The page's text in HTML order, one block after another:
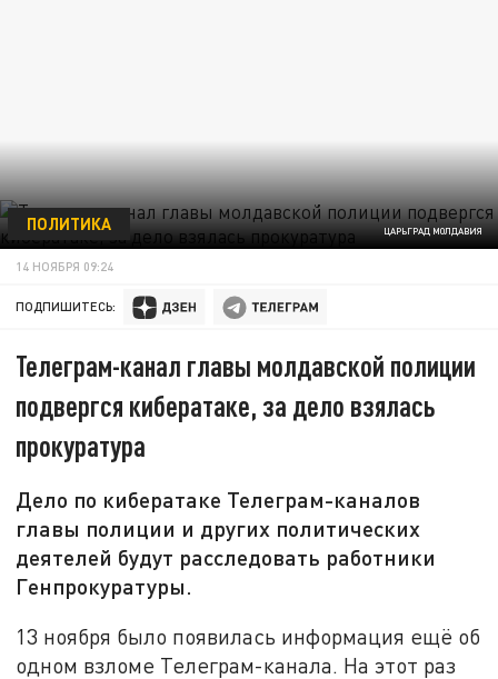
ЦАРЬГРАД МОЛДАВИЯ
ПОЛИТИКА
14 НОЯБРЯ 09:24
ПОДПИШИТЕСЬ:
Телеграм-канал главы молдавской полиции
подвергся кибератаке, за дело взялась
прокуратура
Дело по кибератаке Телеграм-каналов
главы полиции и других политических
деятелей будут расследовать работники
Генпрокуратуры.
13 ноября было появилась информация ещё об
одном взломе Телеграм-канала. На этот раз